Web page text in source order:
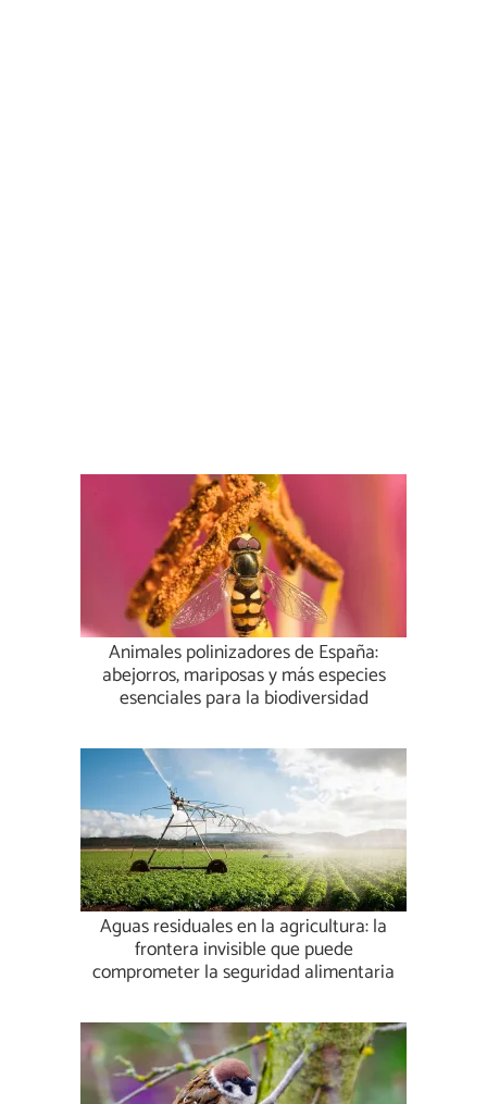
Animales polinizadores de España:
abejorros, mariposas y más especies
esenciales para la biodiversidad
Aguas residuales en la agricultura: la
frontera invisible que puede
comprometer la seguridad alimentaria